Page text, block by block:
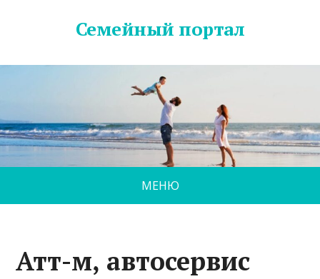
Семейный портал
МЕНЮ
Атт-м, автосервис